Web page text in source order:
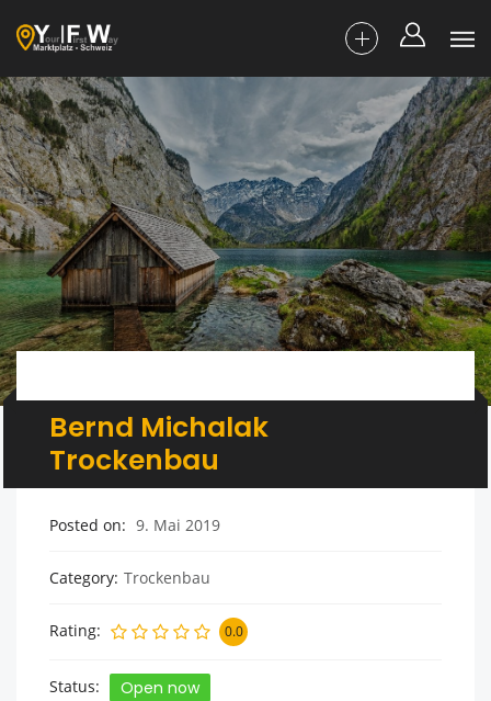
Bernd Michalak
Trockenbau
Posted on 9. Mai 2019
Category Trockenbau
Rating 0.0
Status Open now